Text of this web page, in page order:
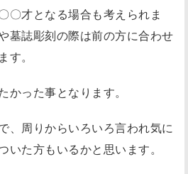
〇才となる場合も考えられま
墓誌彫刻の際は前の方に合わせ
。
かった事となります。
、周りからいろいろ言われ気に
いた方もいるかと思います。